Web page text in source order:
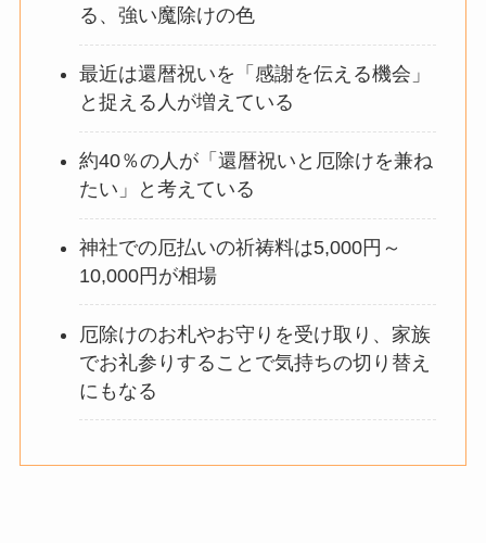
る、強い魔除けの色
最近は還暦祝いを「感謝を伝える機会」
と捉える人が増えている
約40％の人が「還暦祝いと厄除けを兼ね
たい」と考えている
神社での厄払いの祈祷料は5,000円～
10,000円が相場
厄除けのお札やお守りを受け取り、家族
でお礼参りすることで気持ちの切り替え
にもなる